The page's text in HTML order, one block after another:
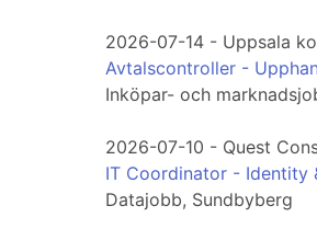
2026-07-14 - Uppsala
Avtalscontroller -
Inköpar- och
2026-07-10 - Quest
IT Coordinator - Identity
Datajobb, Sundbyberg